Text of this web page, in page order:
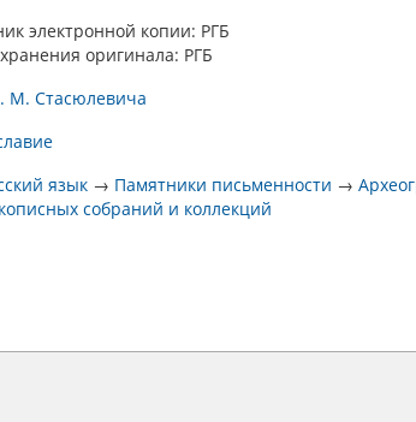
электронной копии: РГБ
оригинала: РГБ
М. Стасюлевича
язык → Памятники письменности →
собраний и коллекций